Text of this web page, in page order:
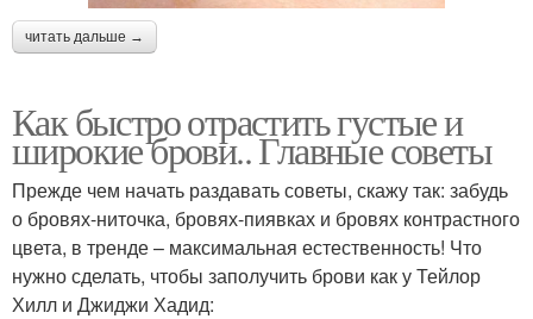
читать дальше →
Как быстро отрастить густые и
широкие брови.. Главные советы
Прежде чем начать раздавать советы, скажу так: забудь
о бровях-ниточка, бровях-пиявках и бровях контрастного
цвета, в тренде – максимальная естественность! Что
нужно сделать, чтобы заполучить брови как у Тейлор
Хилл и Джиджи Хадид: